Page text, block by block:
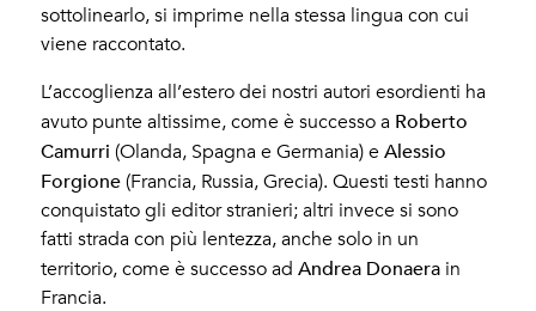
sottolinearlo, si imprime nella stessa lingua con cui
viene raccontato.
L’accoglienza all’estero dei nostri autori esordienti ha
avuto punte altissime, come è successo a Roberto
Camurri (Olanda, Spagna e Germania) e Alessio
Forgione (Francia, Russia, Grecia). Questi testi hanno
conquistato gli editor stranieri; altri invece si sono
fatti strada con più lentezza, anche solo in un
territorio, come è successo adAndrea Donaera in
Francia.